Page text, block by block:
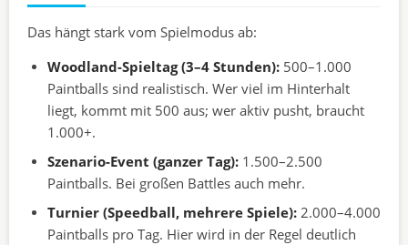
Das hängt stark vom Spielmodus ab:
Woodland-Spieltag (3–4 Stunden): 500–1.000
Paintballs sind realistisch. Wer viel im Hinterhalt
liegt, kommt mit 500 aus; wer aktiv pusht, braucht
1.000+.
Szenario-Event (ganzer Tag): 1.500–2.500
Paintballs. Bei großen Battles auch mehr.
Turnier (Speedball, mehrere Spiele): 2.000–4.000
Paintballs pro Tag. Hier wird in der Regel deutlich